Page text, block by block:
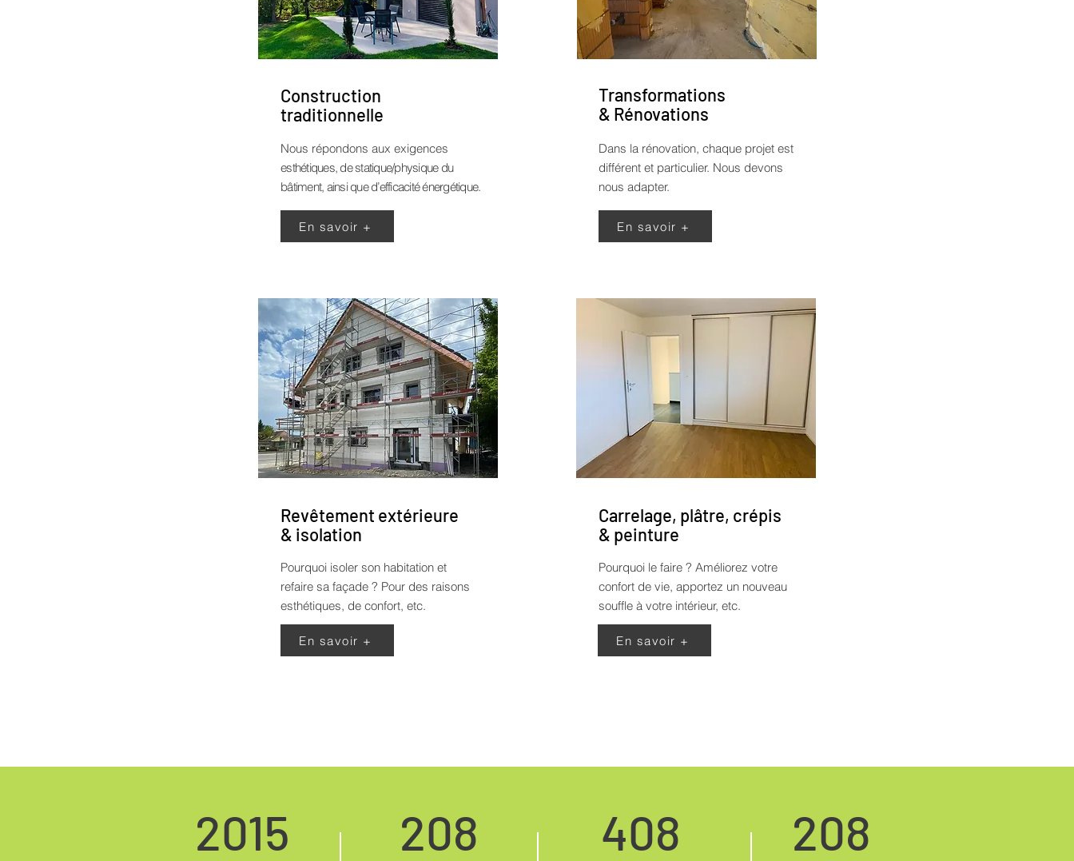
Construction
traditionnelle
Nous répondons aux exigences
esthétiques, de statique/physique du
bâtiment, ainsi que d’efficacité énergétique.
En savoir +
Revêtement extérieure
& isolation
Pourquoi isoler son habitation et
refaire sa façade ? Pour des raisons
esthétiques, de confort, etc.
En savoir +
Transformations
& Rénovations
Dans la rénovation, chaque projet est
différent et particulier. Nous devons
nous adapter.
En savoir +
Carrelage, plâtre, crépis
& peinture
Pourquoi le faire ? Améliorez votre
confort de vie, apportez un nouveau
souffle à votre intérieur, etc.
En savoir +
2015 208 408 208